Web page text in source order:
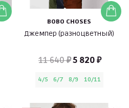
BOBO CHOSES
Джемпер (разноцветный)
11 640 ₽5 820 ₽
4/5 6/7 8/9 10/11